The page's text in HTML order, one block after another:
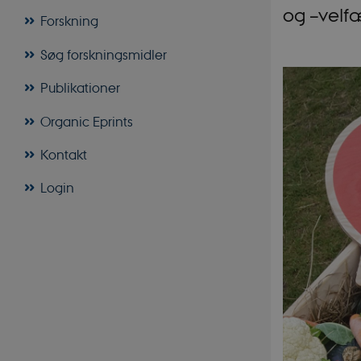
Forskning
Søg forskningsmidler
Publikationer
Organic Eprints
Kontakt
Login
og